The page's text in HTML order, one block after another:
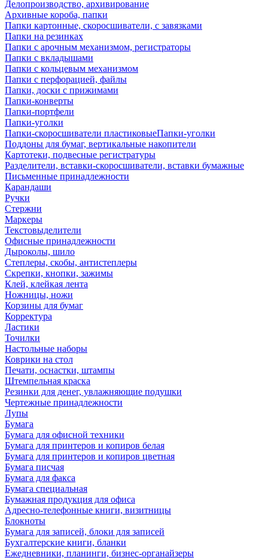
Делопроизводство, архивирование
Архивные короба, папки
Папки картонные, скоросшиватели, с завязками
Папки на резинках
Папки с арочным механизмом, регистраторы
Папки с вкладышами
Папки с кольцевым механизмом
Папки с перфорацией, файлы
Папки, доски с прижимами
Папки-конверты
Папки-портфели
Папки-уголки
Папки-скоросшиватели пластиковыеПапки-уголки
Поддоны для бумаг, вертикальные накопители
Картотеки, подвесные регистратуры
Разделители, вставки-скоросшиватели, вставки бумажные
Письменные принадлежности
Карандаши
Ручки
Стержни
Маркеры
Текстовыделители
Офисные принадлежности
Дыроколы, шило
Степлеры, скобы, антистеплеры
Скрепки, кнопки, зажимы
Клей, клейкая лента
Ножницы, ножи
Корзины для бумаг
Корректура
Ластики
Точилки
Настольные наборы
Коврики на стол
Печати, оснастки, штампы
Штемпельная краска
Резинки для денег, увлажняющие подушки
Чертежные принадлежности
Лупы
Бумага
Бумага для офисной техники
Бумага для принтеров и копиров белая
Бумага для принтеров и копиров цветная
Бумага писчая
Бумага для факса
Бумага специальная
Бумажная продукция для офиса
Адресно-телефонные книги, визитницы
Блокноты
Бумага для записей, блоки для записей
Бухгалтерские книги, бланки
Ежедневники, планинги, бизнес-органайзеры